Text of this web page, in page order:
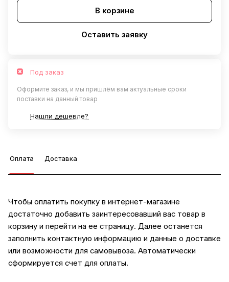
В корзине
Оставить заявку
Под заказ
Оформите заказ, и мы пришлём вам актуальные сроки
поставки на данный товар
Нашли дешевле?
Оплата Доставка
Чтобы оплатить покупку в интернет-магазине
достаточно добавить заинтересовавший вас товар в
корзину и перейти на ее страницу. Далее останется
заполнить контактную информацию и данные о доставке
или возможности для самовывоза. Автоматически
сформируется счет для оплаты.